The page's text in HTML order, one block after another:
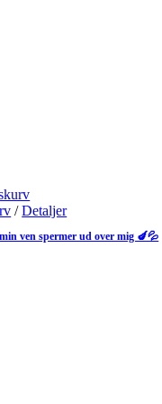
/ Detaljer
ven spermer ud over mig 🍆💦